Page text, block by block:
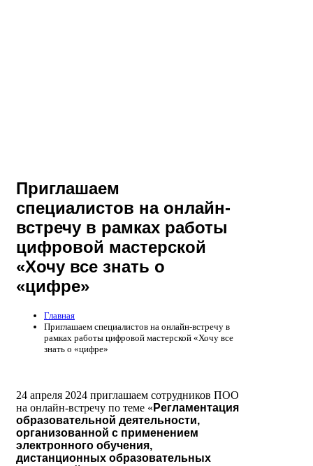
Приглашаем
специалистов на онлайн-
встречу в рамках работы
цифровой мастерской
«Хочу все знать о
«цифре»
Главная
Приглашаем специалистов на онлайн-встречу в
рамках работы цифровой мастерской «Хочу все
знать о «цифре»
24 апреля 2024 приглашаем сотрудников ПОО
на онлайн-встречу по теме « Регламентация
образовательной деятельности,
организованной с применением
электронного обучения,
дистанционных образовательных